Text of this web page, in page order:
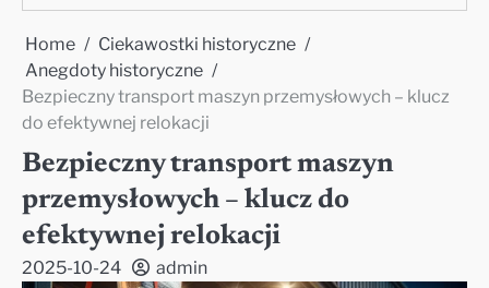
Home
Ciekawostki historyczne
Anegdoty historyczne
Bezpieczny transport maszyn przemysłowych – klucz
do efektywnej relokacji
Bezpieczny transport maszyn
przemysłowych – klucz do
efektywnej relokacji
2025-10-24 admin